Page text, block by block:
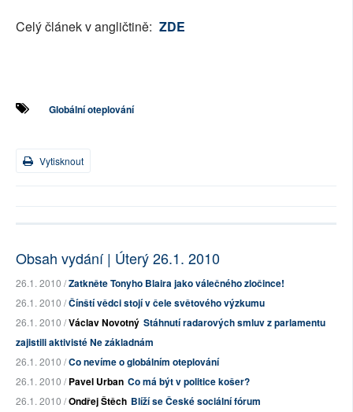
Celý článek v angličtině: ZDE
Globální oteplování
Vytisknout
Obsah vydání | Úterý 26.1. 2010
26.1. 2010 /Zatkněte Tonyho Blaira jako válečného zločince!
26.1. 2010 /Čínští vědci stojí v čele světového výzkumu
26.1. 2010 /Václav Novotný Stáhnutí radarových smluv z parlamentu
zajistili aktivisté Ne základnám
26.1. 2010 /Co nevíme o globálním oteplování
26.1. 2010 /Pavel Urban Co má být v politice košer?
26.1. 2010 /Ondřej Štěch Blíží se České sociální fórum